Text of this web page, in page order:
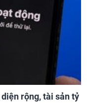
rộng, tài sản tỷ